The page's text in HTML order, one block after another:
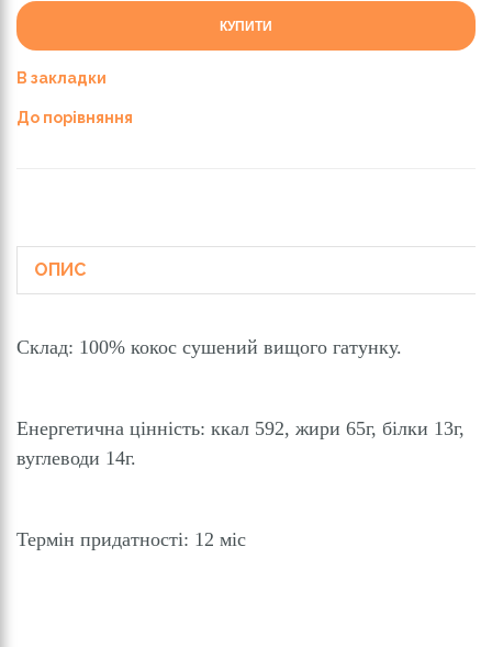
КУПИТИ
В закладки
До порівняння
ОПИС
Склад: 100% кокос сушений вищого гатунку.
Енергетична цінність: ккал 592, жири 65г, білки 13г,
вуглеводи 14г.
Термін придатності: 12 міс